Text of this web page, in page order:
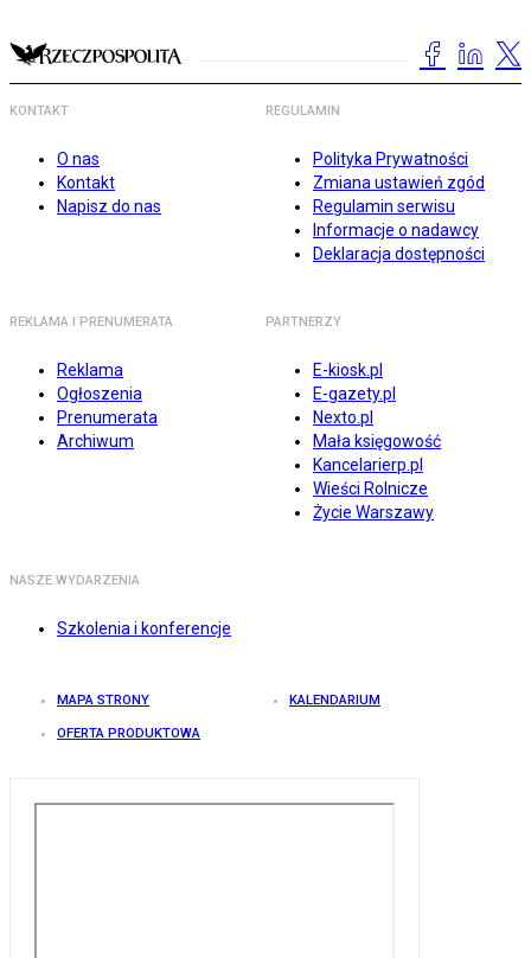
KONTAKT
O nas
Kontakt
Napisz do nas
REGULAMIN
Polityka Prywatności
Zmiana ustawień zgód
Regulamin serwisu
Informacje o nadawcy
Deklaracja dostępności
REKLAMA I PRENUMERATA
Reklama
Ogłoszenia
Prenumerata
Archiwum
PARTNERZY
E-kiosk.pl
E-gazety.pl
Nexto.pl
Mała księgowość
Kancelarierp.pl
Wieści Rolnicze
Życie Warszawy
NASZE WYDARZENIA
Szkolenia i konferencje
MAPA STRONY KALENDARIUM
OFERTA PRODUKTOWA